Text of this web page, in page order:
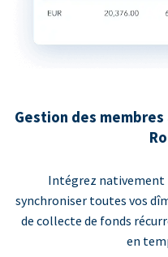
Gestion des
Intégrez nativement
synchroniser toutes vos
de collecte de fonds
en